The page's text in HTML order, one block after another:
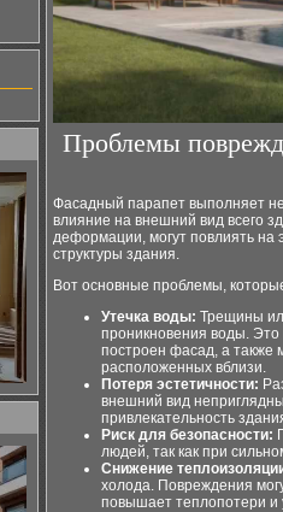
Проблемы
Фасадный парапет выполняет
влияние на внешний вид всего
деформации, могут повлиять на
структуры здания.
Вот основные проблемы,
Утечка воды: Трещины
проникновения воды.
построен фасад, а также
расположенных вблизи.
Потеря эстетичности:
внешний вид
привлекательность
Риск для безопасности:
людей, так как при
Снижение
холода. Повреждения
повышает теплопотери и